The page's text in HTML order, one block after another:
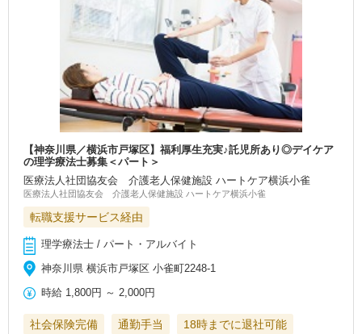
【神奈川県／横浜市戸塚区】福利厚生充実♪託児所あり◎デイケア
の理学療法士募集＜パート＞
医療法人社団協友会 介護老人保健施設 ハートケア横浜小雀
医療法人社団協友会 介護老人保健施設 ハートケア横浜小雀
転職支援サービス経由
理学療法士 / パート・アルバイト
神奈川県 横浜市戸塚区 小雀町2248-1
時給 1,800円 ～2,000円
社会保険完備 通勤手当 18時までに退社可能